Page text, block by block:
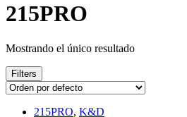
215PRO
Mostrando el único resultado
Filters
215PRO, K&D